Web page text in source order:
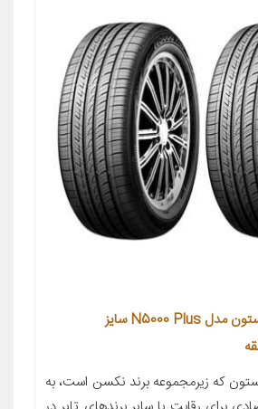
لاستیک خودرو رودستون مدل N5000 Plus سایز
که زیرمجموعه برند نکسن است، به